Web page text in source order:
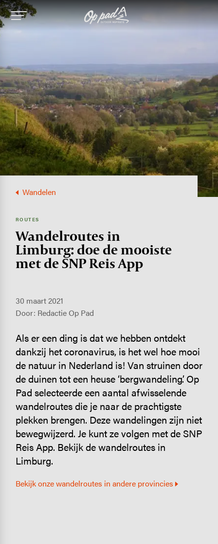
Image
Wandelen
ROUTES
Wandel­routes in
Limburg: doe de mooiste
met de SNP Reis App
30 maart 2021
Door: Redactie Op Pad
Als er een ding is dat we hebben ontdekt
dankzij het coronavirus, is het wel hoe mooi
de natuur in Nederland is! Van struinen door
de duinen tot een heuse ‘bergwandeling’. Op
Pad selecteerde een aantal afwisselende
wandelroutes die je naar de prachtigste
plekken brengen. Deze wandelingen zijn niet
bewegwijzerd. Je kunt ze volgen met de SNP
Reis App. Bekijk de wandelroutes in
Limburg.
Bekijk onze wandelroutes in andere provincies